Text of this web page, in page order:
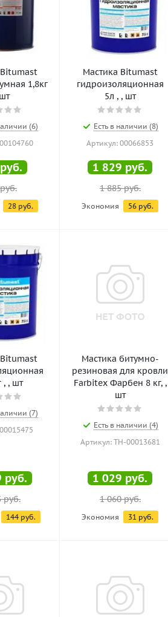
1,8кг
(6)
28 руб.
Мастика Bitumast
гидроизоляционная
5л , , шт
Есть в наличии (8)
Артикул: 00066853
1 829 руб.
1 885руб.
Экономия 56 руб.
, , шт
(7)
руб.
руб.
144руб.
Мастика битумно-
резиновая для кровли
Farbitex Фарбен 8 кг, ,
шт
Есть в наличии (4)
Артикул: ТН-00013681
1 029 руб.
1 060руб.
Экономия 31 руб.